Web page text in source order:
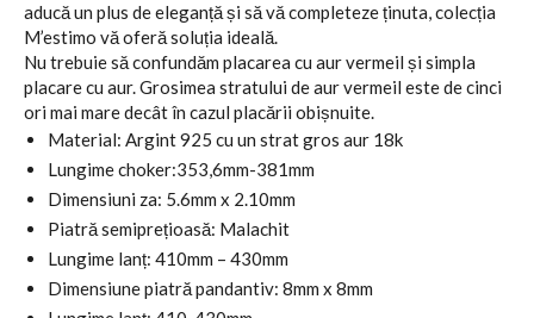
aducă un plus de eleganță și să vă completeze ținuta, colecția
M’estimo vă oferă soluția ideală.
Nu trebuie să confundăm placarea cu aur vermeil și simpla
placare cu aur. Grosimea stratului de aur vermeil este de cinci
ori mai mare decât în cazul placării obișnuite.
Material: Argint 925 cu un strat gros aur 18k
Lungime choker:353,6mm-381mm
Dimensiuni za: 5.6mm x 2.10mm
Piatră semiprețioasă: Malachit
Lungime lanț: 410mm – 430mm
Dimensiune piatră pandantiv: 8mm x 8mm